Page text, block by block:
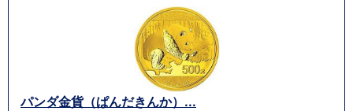
パンダ金貨（ぱんだきんか）...